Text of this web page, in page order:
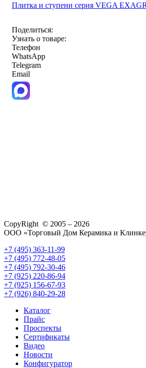
Плитка и ступени серия VEGA
Поделиться:
Узнать о товаре:
Телефон
WhatsApp
Telegram
Email
CopyRight © 2005 – 2026
ООО «Торговый Дом Керамика и
+7 (495) 363-11-99
+7 (495) 772-48-05
+7 (495) 792-30-46
+7 (925) 220-86-94
+7 (925) 156-67-93
+7 (926) 840-29-28
Каталог
Прайс
Проспекты
Сертификаты
Видео
Новости
Конфигуратор